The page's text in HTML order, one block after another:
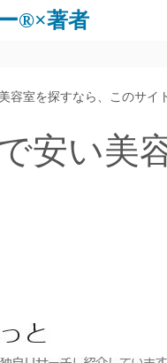
®×著者
容室を探すなら、このサイ
安い美